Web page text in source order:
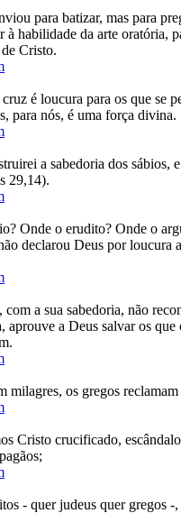
para batizar, mas para
à habilidade da arte oratória,
Cristo.
é loucura para os que se
para nós, é uma força divina.
a sabedoria dos sábios,
29,14).
Onde o erudito? Onde o
declarou Deus por loucura
com a sua sabedoria, não
aprouve a Deus salvar os que
milagres, os gregos reclamam
Cristo crucificado,
- quer judeus quer gregos -